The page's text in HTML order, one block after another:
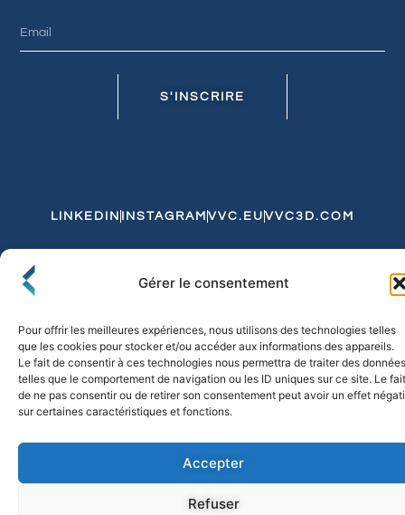
Gérer le consentement
Pour offrir les meilleures expériences, nous utilisons des technologies telles
que les cookies pour stocker et/ou accéder aux informations des appareils.
Le fait de consentir à ces technologies nous permettra de traiter des données
telles que le comportement de navigation ou les ID uniques sur ce site. Le fait
de ne pas consentir ou de retirer son consentement peut avoir un effet
sur certaines caractéristiques et fonctions.
Accepter
Refuser
S'INSCRIRE
LINKEDIN INSTAGRAM VVC.EU VVC3D.COM
Politique de Confidentialité et de CookiesExpédition et Livraison
© 2026 FLO & CO. All Rights Reserved